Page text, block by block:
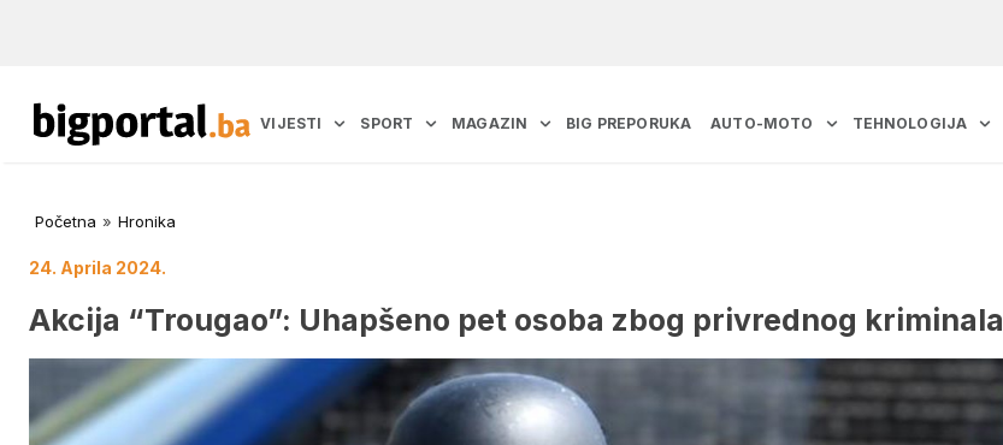
VIJESTI SPORT MAGAZIN BIG PREPORUKA AUTO-MOTO TEHNOLOGIJA
Početna » Hronika
24. Aprila 2024.
Akcija “Trougao”: Uhapšeno pet osoba zbog privrednog kriminala